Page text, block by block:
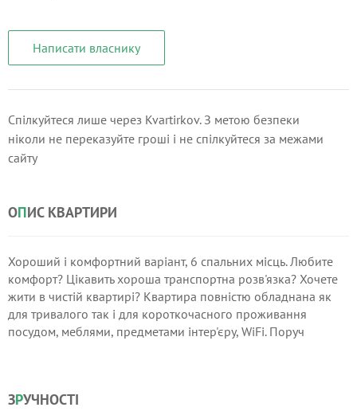
Написати власнику
Спілкуйтеся лише через Kvartirkov. З метою безпеки
ніколи не переказуйте гроші і не спілкуйтеся за межами
сайту
ОПИС КВАРТИРИ
Хороший і комфортний варіант, 6 спальних місць. Любите
комфорт? Цікавить хороша транспортна розв'язка? Хочете
жити в чистій квартирі? Квартира повністю обладнана як
для тривалого так і для короткочасного проживання
посудом, меблями, предметами інтер'єру, WiFi. Поруч
комфорт і затишок.
ЗРУЧНОСТІ